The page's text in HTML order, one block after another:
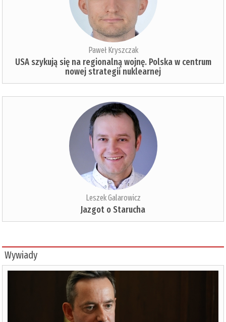
Paweł Kryszczak
USA szykują się na regionalną wojnę. Polska w centrum
nowej strategii nuklearnej
Leszek Galarowicz
Jazgot o Starucha
Wywiady